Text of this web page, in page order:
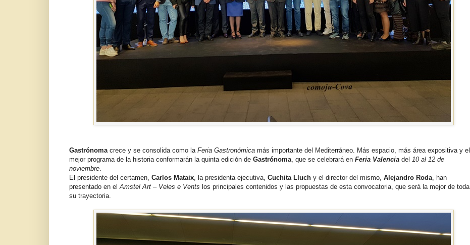
Gastrónoma crece y se consolida como la Feria Gastronómica más importante del Mediterráneo. Más espacio, más área expositiva y el
mejor programa de la historia conformarán la quinta edición de Gastrónoma , que se celebrará en Feria Valencia del 10 al 12 de
noviembre
El presidente del certamen, Carlos Mataix , la presidenta ejecutiva, Cuchita Lluch y el director del mismo, Alejandro Roda , han
presentado en el Amstel Art – Veles e Vents los principales contenidos y las propuestas de esta convocatoria, que será la mejor de toda
su trayectoria.